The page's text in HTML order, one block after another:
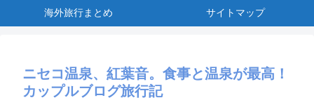
海外旅行まとめ サイトマップ
ニセコ温泉、紅葉音。食事と温泉が最高！
カップルブログ旅行記